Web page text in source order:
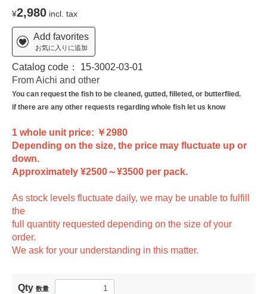
¥2,980 incl. tax
Add favorites
お気に入りに追加
Catalog code： 15-3002-03-01
From Aichi and other
You can request the fish to be cleaned, gutted, filleted, or butterflied.
if there are any other requests regarding whole fish let us know
1 whole unit price: ￥2980
Depending on the size, the price may fluctuate up or
down.
Approximately ¥2500～¥3500 per pack.
As stock levels fluctuate daily, we may be unable to fulfill
the
full quantity requested depending on the size of your
order.
We ask for your understanding in this matter.
Qty 数量